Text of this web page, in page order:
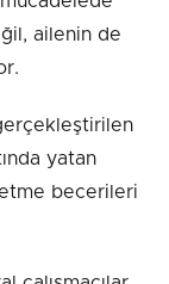
ailenin de
yatan
becerileri